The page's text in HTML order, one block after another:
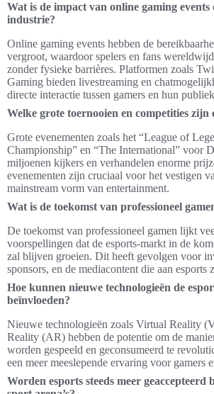
Wat is de impact van online gaming events
industrie?
Online gaming events hebben de
vergroot, waardoor spelers en fans
zonder fysieke barrières. Platformen zoals
Gaming bieden livestreaming en
directe interactie tussen gamers en hun
Welke grote toernooien en competities
Grote evenementen zoals het “League of
Championship” en “The International” voor
miljoenen kijkers en verhandelen enorme
evenementen zijn cruciaal voor het vestigen
mainstream vorm van entertainment.
Wat is de toekomst van professioneel
De toekomst van professioneel gamen lijkt
voorspellingen dat de esports-markt in de
zal blijven groeien. Dit heeft gevolgen voor
sponsors, en de mediacontent die aan esports
Hoe kunnen nieuwe technologieën de
beïnvloeden?
Nieuwe technologieën zoals Virtual Reality
Reality (AR) hebben de potentie om de
worden gespeeld en geconsumeerd te
een meer meeslepende ervaring voor gamers
Worden esports steeds meer geaccepteerd